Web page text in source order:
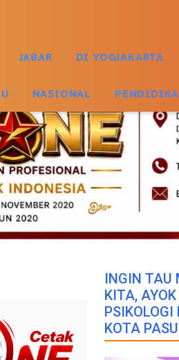
JABAR DI YOGJAKARTA
NASIONAL
INGIN TAU
KITA,
KOTA